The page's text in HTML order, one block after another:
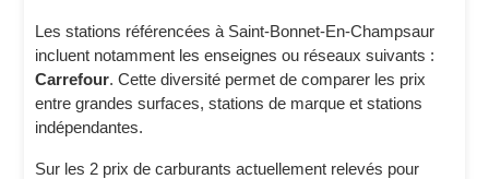
Les stations référencées à Saint-Bonnet-En-Champsaur
incluent notamment les enseignes ou réseaux suivants :
Carrefour. Cette diversité permet de comparer les prix
entre grandes surfaces, stations de marque et stations
indépendantes.
Sur les 2 prix de carburants actuellement relevés pour